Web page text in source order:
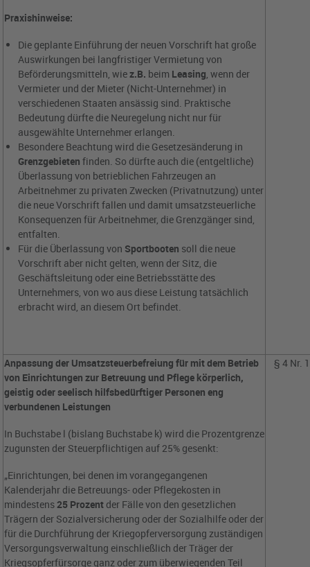
Praxishinweise:
Die geplante Einführung der neuen Vorschrift hat große
Auswirkungen bei langfristiger Vermietung von
Beförderungsmitteln, wiez.B. beim Leasing, wenn der
Vermieter und der Mieter (Nicht-Unternehmer) in
verschiedenen Staaten ansässig sind. Praktische
Bedeutung dürfte die Neuregelung nicht nur für
ausgewählte Unternehmer erlangen.
Besondere Beachtung wird die Gesetzesänderung in
Grenzgebieten finden. So dürfte auch die (entgeltliche)
Überlassung von betrieblichen Fahrzeugen an
Arbeitnehmer zu privaten Zwecken (Privatnutzung) unter
die neue Vorschrift fallen und damit umsatzsteuerliche
Konsequenzen für Arbeitnehmer, die Grenzgänger sind,
entfalten.
Für die Überlassung von Sportbooten soll die neue
Vorschrift aber nicht gelten, wenn der Sitz, die
Geschäftsleitung oder eine Betriebsstätte des
Unternehmers, von wo aus diese Leistung tatsächlich
erbracht wird, an diesem Ort befindet.
Anpassung der Umsatzsteuerbefreiung für mit dem Betrieb
von Einrichtungen zur Betreuung und Pflege körperlich,
geistig oder seelisch hilfsbedürftiger Personen eng
verbundenen Leistungen
In Buchstabe l (bislang Buchstabe k) wird die Prozentgrenze
zugunsten der Steuerpflichtigen auf 25% gesenkt:
„Einrichtungen, bei denen im vorangegangenen
Kalenderjahr die Betreuungs- oder Pflegekosten in
mindestens 25 Prozent der Fälle von den gesetzlichen
Trägern der Sozialversicherung oder der Sozialhilfe oder der
für die Durchführung der Kriegopferversorgung zuständigen
Versorgungsverwaltung einschließlich der Träger der
Kriegsopferfürsorge ganz oder zum überwiegenden Teil
§ 4 Nr.